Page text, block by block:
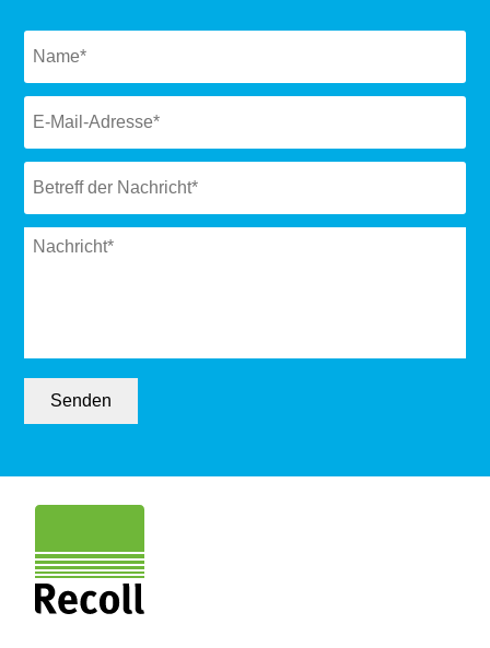
Naam *
Email *
Subject *
Message *
Senden